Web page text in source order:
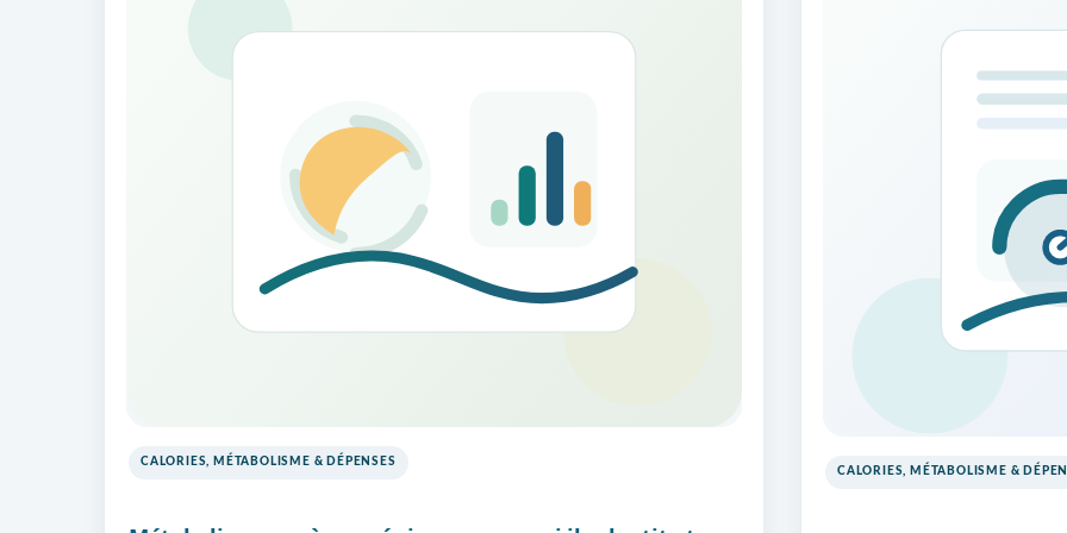
CALORIES, MÉTABOLISME & DÉPENSES
CALORIES, MÉTABOLISME &